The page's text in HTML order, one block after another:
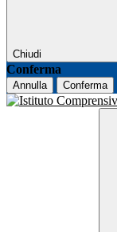
Chiudi
Conferma
Annulla Conferma